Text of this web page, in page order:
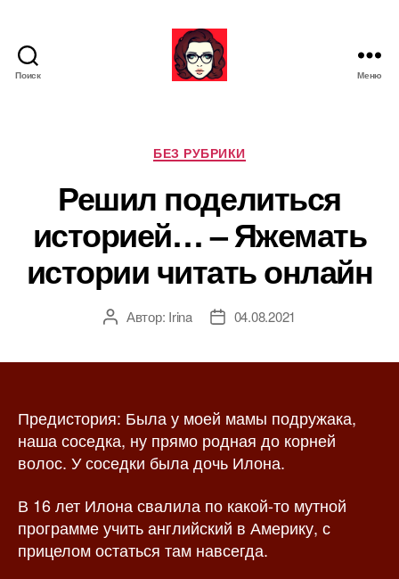
Поиск
М
а
т
ь
Меню
Р
у
б
р
к
и
БЕЗ РУБРИКИ
Решил поделиться
историей… – Яжемать
истории читать онлайн
А
з
а
и
и
Автор: Irina
Д
а
п
и
с
04.08.2021
Предистория: Была у моей мамы подружака,
наша соседка, ну прямо родная до корней
волос. У соседки была дочь Илона.
В 16 лет Илона свалила по какой-то мутной
программе учить английский в Америку, с
прицелом остаться там навсегда.